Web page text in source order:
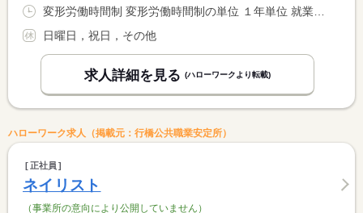
日曜日，祝日，その他
求人詳細を見る (ハローワークより転載)
ハローワーク求人（掲載元：行橋公共職業安定所）
正社員
ネイリスト
（事業所の意向により公開していません）